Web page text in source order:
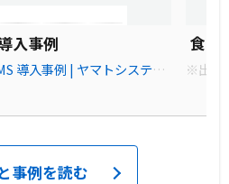
入事例
導入事例 | ヤマトシステム
食品
※出典
事例を読む